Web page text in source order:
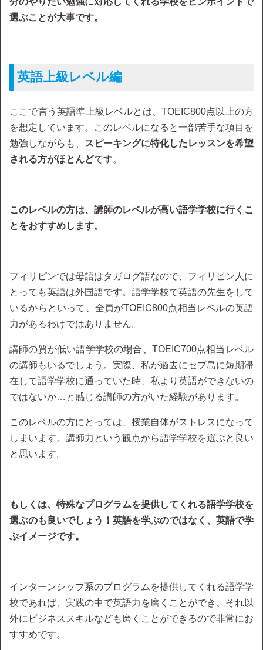
選ぶことが大事です。
英語上級レベル編
ここで言う英語準上級レベルとは、TOEIC800点以上の方
を想定しています。このレベルになると一部苦手な項目を
勉強しながらも、
スピーキングに特化したレッスンを希望
される方がほとんどです。
このレベルの方は、講師のレベルが高い語学学校に行くこ
とをおすすめします。
フィリピンでは母語はタガログ語なので、フィリピン人に
とっても英語は外国語です。語学学校で英語の先生をして
いるからといって、全員がTOEIC800点相当レベルの英語
力があるわけではありません。
講師の質が低い語学学校の場合、TOEIC700点相当レベル
の講師もいるでしょう。実際、私が過去にセブ島に短期滞
在して語学学校に通っていた時、私より英語ができないの
ではないか…と感じる講師の方がいた経験があります。
このレベルの方にとっては、授業自体がストレスになって
しまいます。講師力という観点から語学学校を選ぶと良い
と思います。
もしくは、特殊なプログラムを提供してくれる語学学校を
選ぶのも良いでしょう！英語を学ぶのではなく、英語で学
ぶイメージです。
インターンシップ系のプログラムを提供してくれる語学学
校であれば、実践の中で英語力を磨くことができ、それ以
外にビジネススキルなども磨くことができるので非常にお
すすめです。